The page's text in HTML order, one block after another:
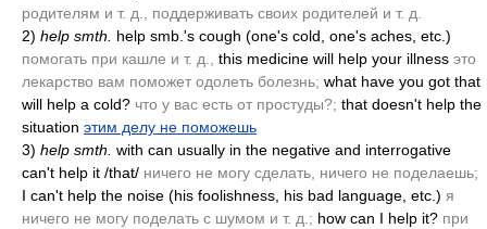
родителям и т. д., поддерживать своих родителей и т. д.
2) help smth. help smb.'s cough (one's cold, one's aches, etc.)
помогать при кашле и т. д.,
this medicine will help your illness это
лекарство вам поможет одолеть болезнь; what have you got that
will help a cold? что у вас есть от простуды?; that doesn't help the
situation этим делу не поможешь
3) help smth. with can usually in the negative and interrogative
can't help it /that/ ничего не могу сделать, ничего не поделаешь;
I can't help the noise (his foolishness, his bad language, etc.) я
ничего не могу поделать с шумом и т. д.; how can I help it? при